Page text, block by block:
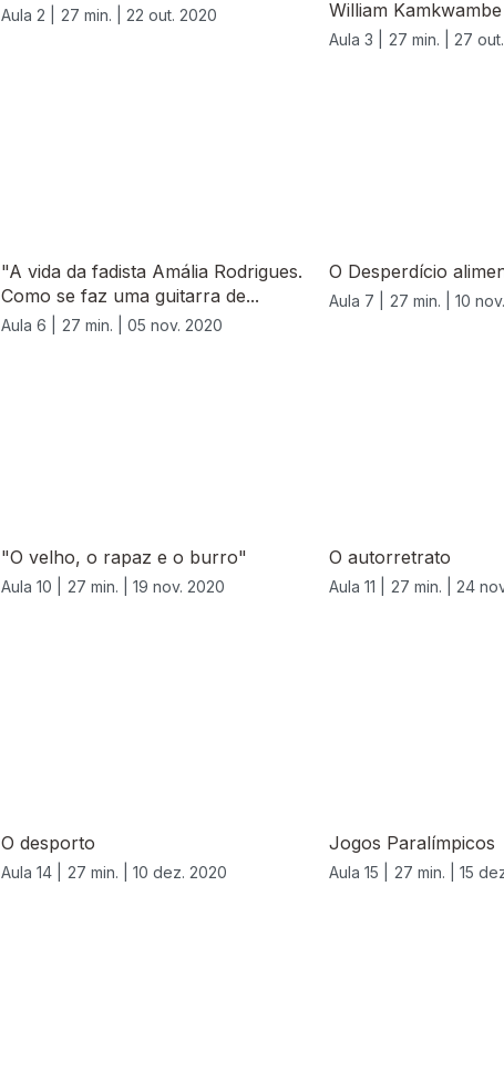
Aula 2 | 27 min. | 22 out. 2020
William Kamkwambe
Aula 3 | 27 min. | 27
"A vida da fadista Amália Rodrigues.
Como se faz uma guitarra de...
Aula 6 | 27 min. | 05 nov. 2020
O Desperdício
Aula 7 | 27 min. | 10
"O velho, o rapaz e o burro"
Aula 10 | 27 min. | 19 nov. 2020
O autorretrato
Aula 11 | 27 min. | 24
O desporto
Aula 14 | 27 min. | 10 dez. 2020
Jogos Paralímpicos
Aula 15 | 27 min. | 15